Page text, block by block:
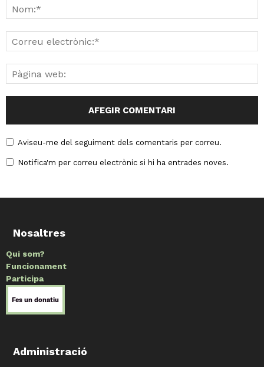
Aviseu-me del seguiment dels comentaris per correu.
Notifica'm per correu electrònic si hi ha entrades noves.
Nosaltres
Qui som?
Funcionament
Participa
Administració